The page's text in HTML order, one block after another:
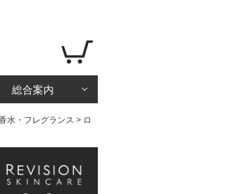
総合案内
水・フレグランス > ロ